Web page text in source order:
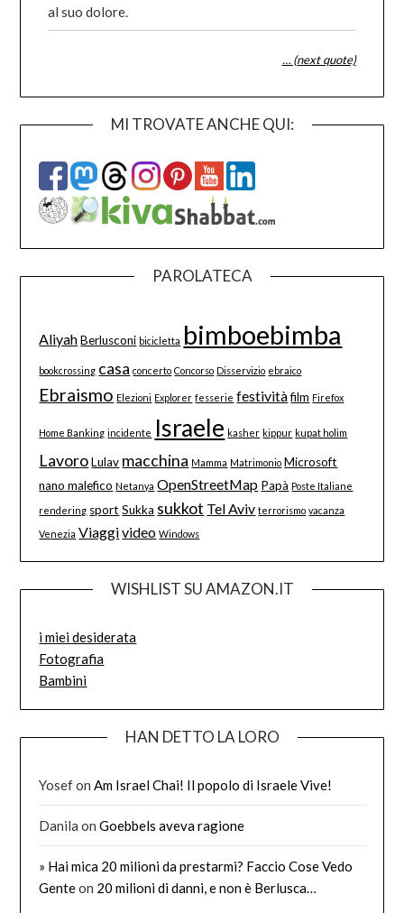
al suo dolore.
… (next quote)
MI TROVATE ANCHE QUI:
PAROLATECA
Aliyah Berlusconi bicicletta bimboebimba
bookcrossing casa concerto Concorso Disservizio ebraico
Ebraismo Elezioni Explorer fesserie festività film Firefox
Home Banking incidente Israele kasher kippur kupat holim
Lavoro Lulav macchina Mamma Matrimonio Microsoft
nano malefico Netanya OpenStreetMap Papà Poste Italiane
rendering sport Sukka sukkot Tel Aviv terrorismo vacanza
Venezia Viaggivideo Windows
WISHLIST SU AMAZON.IT
i miei desiderata
Fotografia
Bambini
HAN DETTO LA LORO
YosefonAm Israel Chai! Il popolo di Israele Vive!
Danila onGoebbels aveva ragione
» Hai mica 20 milioni da prestarmi? Faccio Cose Vedo
Genteon 20 milioni di danni, e non è Berlusca…